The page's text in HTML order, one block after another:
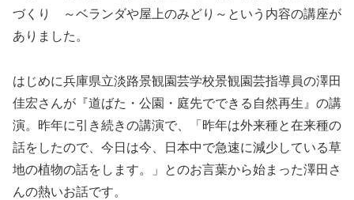
づくり ～ベランダや屋上のみどり～という内容の講座が
ありました。
はじめに兵庫県立淡路景観園芸学校景観園芸指導員の澤田
佳宏さんが『道ばた・公園・庭先でできる自然再生』の講
演。昨年に引き続きの講演で、「昨年は外来種と在来種の
話をしたので、今日は今、日本中で急速に減少している草
地の植物の話をします。」とのお言葉から始まった澤田さ
んの熱いお話です。